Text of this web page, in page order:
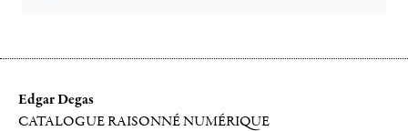
Edgar Degas
CATALOGUE RAISONNÉ NUMÉRIQUE